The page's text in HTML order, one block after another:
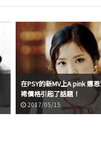
在PSY的新MV上A pink 娜
裙價格引起了話題！
2017/05/15